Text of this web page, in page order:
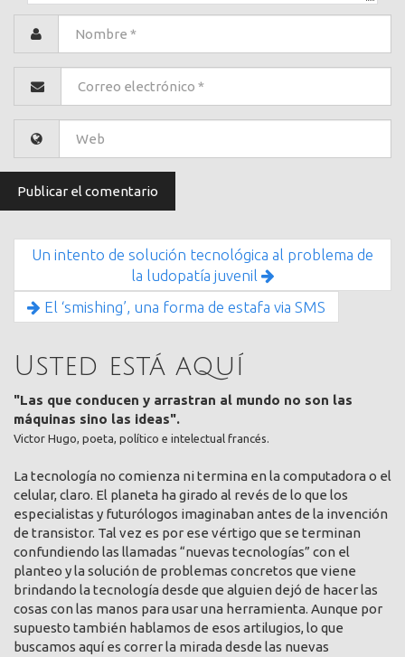
Un intento de solución tecnológica al problema de
la ludopatía juvenil
El ‘smishing’, una forma de estafa via SMS
Usted está aquí
"Las que conducen y arrastran al mundo no son las
máquinas sino las ideas".
Victor Hugo, poeta, político e intelectual francés.
La tecnología no comienza ni termina en la computadora o el
celular, claro. El planeta ha girado al revés de lo que los
especialistas y futurólogos imaginaban antes de la invención
de transistor. Tal vez es por ese vértigo que se terminan
confundiendo las llamadas “nuevas tecnologías” con el
planteo y la solución de problemas concretos que viene
brindando la tecnología desde que alguien dejó de hacer las
cosas con las manos para usar una herramienta. Aunque por
supuesto también hablamos de esos artilugios, lo que
buscamos aquí es correr la mirada desde las nuevas